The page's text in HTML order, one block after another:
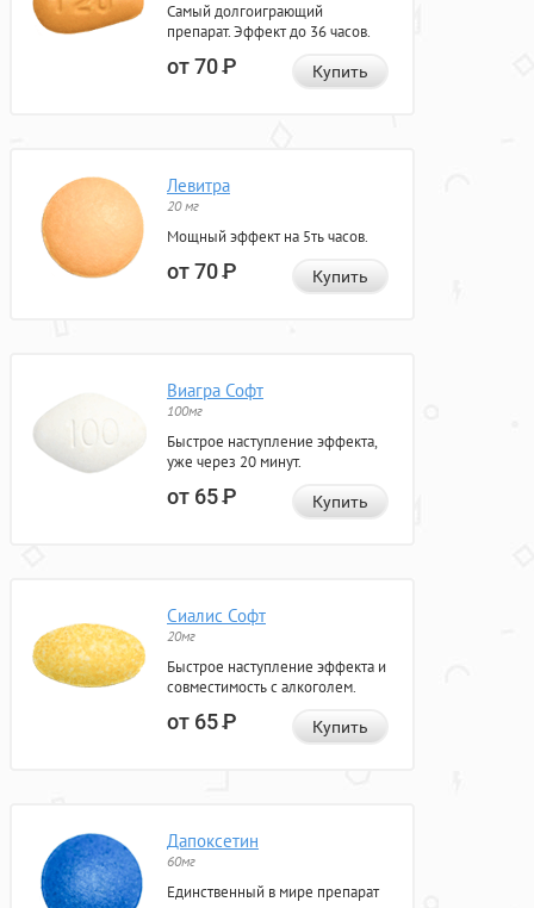
Самый долгоиграющий
препарат. Эффект до 36 часов.
от 70Р Купить
Левитра
20 мг
Мощный эффект на 5ть часов.
от 70Р Купить
Виагра Софт
100мг
Быстрое наступление эффекта,
уже через 20 минут.
от 65Р Купить
Сиалис Софт
20мг
Быстрое наступление эффекта и
совместимость с алкоголем.
от 65Р Купить
Дапоксетин
60мг
Единственный в мире препарат